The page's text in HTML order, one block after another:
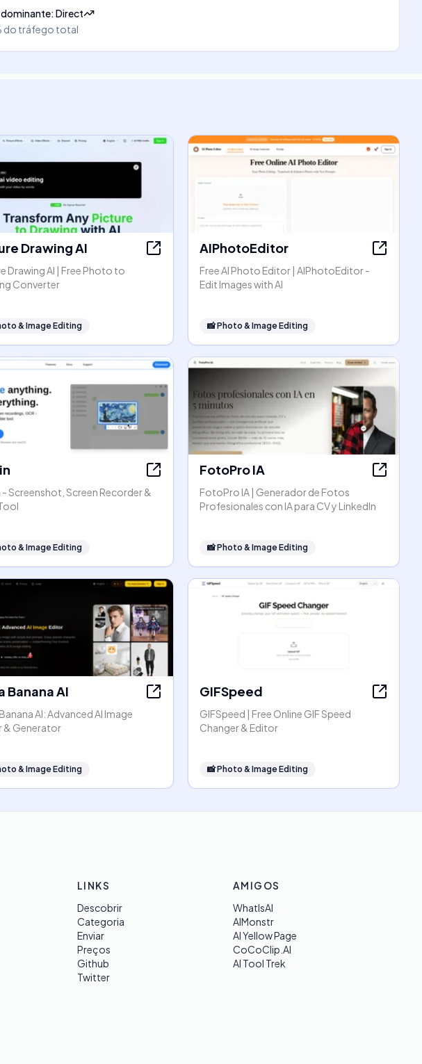
:Direct
do tráfego total
Drawing AI
Drawing AI | Free Photo to
Converter
& Image Editing
AIPhotoEditor
Free AI Photo Editor | AIPhotoEditor -
Edit Images with AI
📸Photo & Image Editing
- Screenshot, Screen Recorder &
& Image Editing
FotoPro IA
FotoPro IA | Generador de Fotos
Profesionales con IA para CV y LinkedIn
📸Photo & Image Editing
Banana AI
AI: Advanced AI Image
& Generator
& Image Editing
GIFSpeed
GIFSpeed | Free Online GIF Speed
Changer & Editor
📸Photo & Image Editing
LINKS
Descobrir
Categoria
Enviar
Preços
Github
Twitter
AMIGOS
WhatIsAI
AIMonstr
AI Yellow Page
CoCoClip.AI
AI Tool Trek